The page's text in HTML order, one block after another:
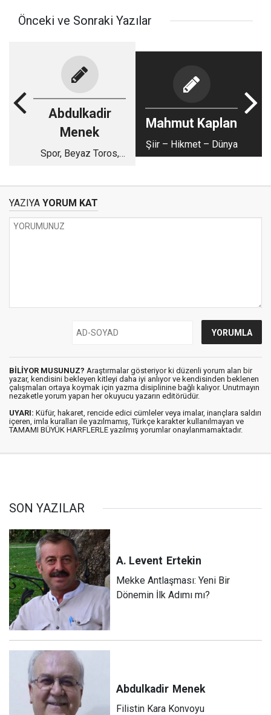
Önceki ve Sonraki Yazılar
Abdulkadir
Menek
Spor, Beyaz Toros,
Mahmut Kaplan
Şiir – Hikmet – Dünya
YAZIYA YORUM KAT
BİLİYOR MUSUNUZ? Araştırmalar gösteriyor ki düzenli yorum alan bir
yazar, kendisini bekleyen kitleyi daha iyi anlıyor ve kendisinden beklenen
çalışmaları ortaya koymak için yazma disiplinine bağlı kalıyor. Unutmayın
nezaketle yorum yapan her okuyucu yazarın editörüdür.
UYARI: Küfür, hakaret, rencide edici cümleler veya imalar, inançlara saldırı
içeren, imla kuralları ile yazılmamış, Türkçe karakter kullanılmayan ve
TAMAMI BÜYÜK HARFLERLE yazılmış yorumlar onaylanmamaktadır.
SON YAZILAR
A. Levent Ertekin
Mekke Antlaşması: Yeni Bir
Dönemin İlk Adımı mı?
Abdulkadir Menek
Filistin Kara Konvoyu